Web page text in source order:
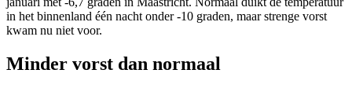
in het binnenland één nacht onder -10 graden, maar strenge vorst
kwam nu niet voor.
Minder vorst dan normaal